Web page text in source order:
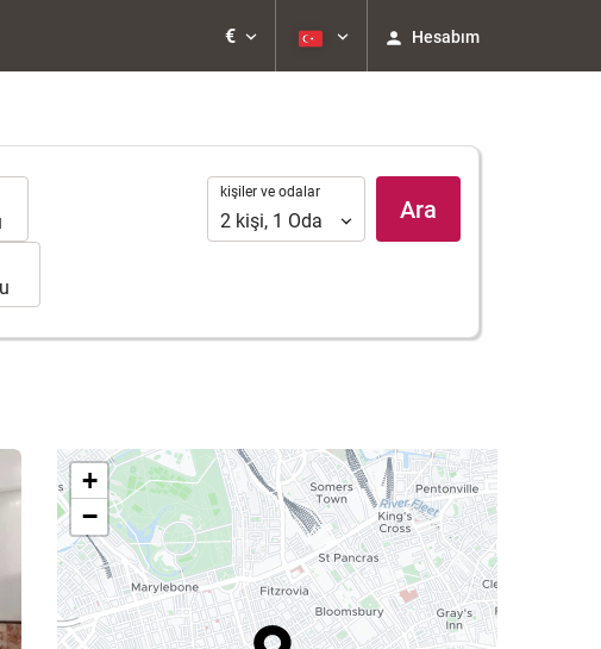
€ Hesabım
kişiler
ve
odalar
kişiler ve odalar
2 kişi, 1 Oda Ara
+
−